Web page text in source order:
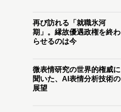
再び訪れる「就職氷河
期」。縁故優遇政権を終わ
らせるのは今
微表情研究の世界的権威に
聞いた、AI表情分析技術の
展望